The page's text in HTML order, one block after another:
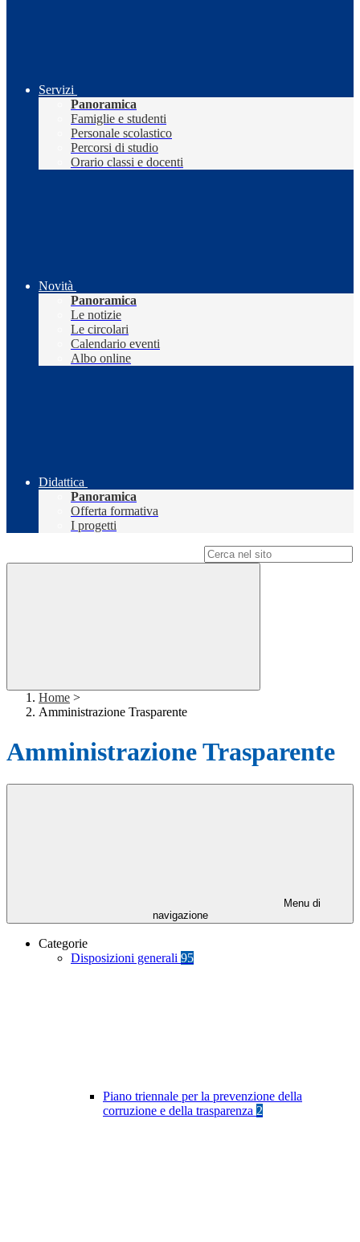
Servizi
Panoramica
Famiglie e studenti
Personale scolastico
Percorsi di studio
Orario classi e docenti
Novità
Panoramica
Le notizie
Le circolari
Calendario eventi
Albo online
Didattica
Panoramica
Offerta formativa
I progetti
Home >
Amministrazione Trasparente
Amministrazione Trasparente
Menu di
navigazione
Categorie
Disposizioni generali 95
Piano triennale per la prevenzione della
corruzione e della trasparenza 2